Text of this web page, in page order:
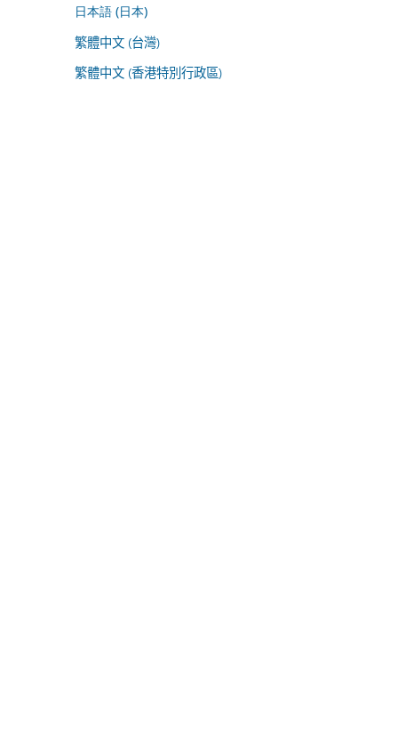
日本語 (日本)
繁體中文 (台灣)
繁體中文 (香港特別行政區)